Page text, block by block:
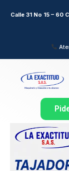
Calle 31 No 15 – 60